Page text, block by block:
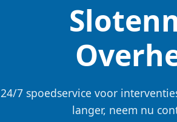
24/7 spoedservice voor
langer, neem nu